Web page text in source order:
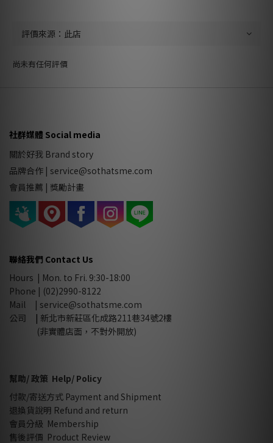
尚未有任何評價
社群媒體 Social media
關於好我 Brand story
品牌合作 | service@sothatsme.com
會員推薦 | 獎勵計畫
聯絡我們 Contact Us
Hours | Mon. to Fri. 9:30-18:00
Phone | (02)2990-8122
Mail | service@sothatsme.com
公司
| 新北市新莊區化成路211巷34號2樓
(非實體店面，不對外開放)
幫助/ 政策 Help/ Policy
付款/寄送方式 Payment and Shipment
退換貨說明 Refund and return
會員分級 Membership
售後評價 Product Review